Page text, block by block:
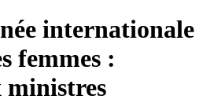
internationale
femmes :